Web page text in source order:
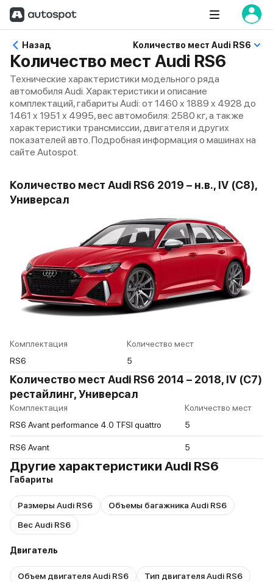
Назад Количество мест Audi RS6
Количество мест Audi RS6
Технические характеристики модельного ряда
автомобиля Audi. Характеристики и описание
комплектаций, габариты Audi: от 1460 x 1889 x 4928 до
1461 x 1951 x 4995, вес автомобиля: 2580 кг, а также
характеристики трансмиссии, двигателя и других
показателей авто. Подробная информация о машинах на
сайте Autospot.
Количество мест Audi RS6 2019 – н.в., IV (C8),
Универсал
Комплектация
Количество мест
RS6
5
Количество мест Audi RS6 2014 – 2018, IV (C7)
рестайлинг, Универсал
Комплектация
Количество мест
RS6 Avant performance 4.0 TFSI quattro
5
RS6 Avant 5
Другие характеристики Audi RS6
Габариты
Размеры Audi RS6
Объемы багажника Audi RS6
Вес Audi RS6
Двигатель
Объем двигателя Audi RS6 Тип двигателя Audi RS6